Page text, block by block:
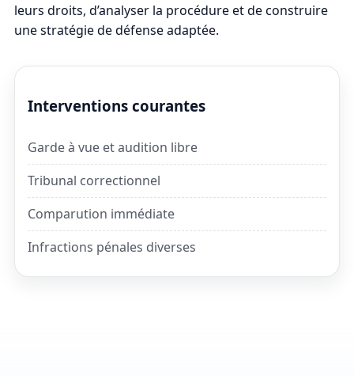
leurs droits, d’analyser la procédure et de construire
une stratégie de défense adaptée.
Interventions courantes
Garde à vue et audition libre
Tribunal correctionnel
Comparution immédiate
Infractions pénales diverses